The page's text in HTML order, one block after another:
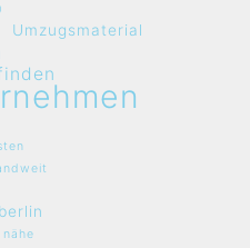
Umzugsmaterial